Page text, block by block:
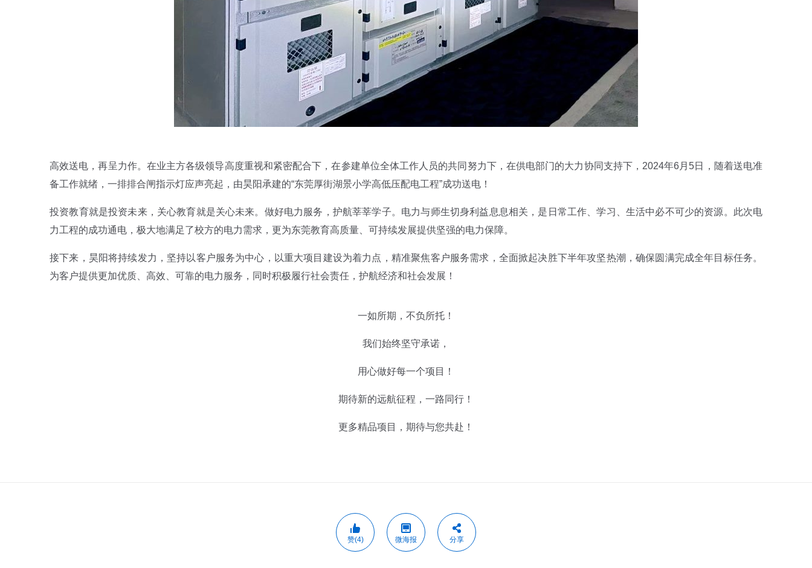
高效送电，再呈力作。在业主方各级领导高度重视和紧密配合下，在参建单位全体工作人员的共同努力下，在供电部门的大力协同支持下，2024年6月5日，随着送电准
备工作就绪，一排排合闸指示灯应声亮起，由昊阳承建的“东莞厚街湖景小学高低压配电工程”成功送电！
投资教育就是投资未来，关心教育就是关心未来。做好电力服务，护航莘莘学子。电力与师生切身利益息息相关，是日常工作、学习、生活中必不可少的资源。此次电
力工程的成功通电，极大地满足了校方的电力需求，更为东莞教育高质量、可持续发展提供坚强的电力保障。
接下来，昊阳将持续发力，坚持以客户服务为中心，以重大项目建设为着力点，精准聚焦客户服务需求，全面掀起决胜下半年攻坚热潮，确保圆满完成全年目标任务。
为客户提供更加优质、高效、可靠的电力服务，同时积极履行社会责任，护航经济和社会发展！
一如所期，不负所托！
我们始终坚守承诺，
用心做好每一个项目！
期待新的远航征程，一路同行！
更多精品项目，期待与您共赴！
赞(4) 微海报 分享